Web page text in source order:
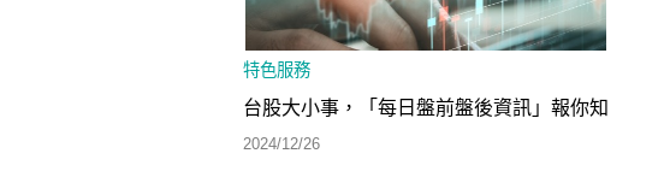
特色服務
台股大小事，「每日盤前盤後資訊」報你知
2024/12/26